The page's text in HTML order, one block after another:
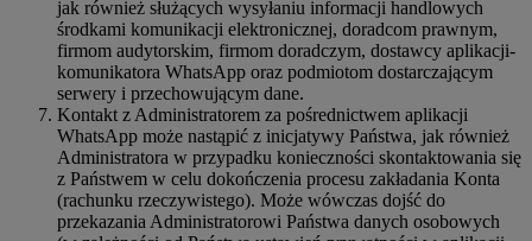
jak również służących wysyłaniu informacji handlowych
środkami komunikacji elektronicznej, doradcom prawnym,
firmom audytorskim, firmom doradczym, dostawcy aplikacji-
komunikatora WhatsApp oraz podmiotom dostarczającym
serwery i przechowującym dane.
Kontakt z Administratorem za pośrednictwem aplikacji
WhatsApp może nastąpić z inicjatywy Państwa, jak również
Administratora w przypadku konieczności skontaktowania się
z Państwem w celu dokończenia procesu zakładania Konta
(rachunku rzeczywistego). Może wówczas dojść do
przekazania Administratorowi Państwa danych osobowych